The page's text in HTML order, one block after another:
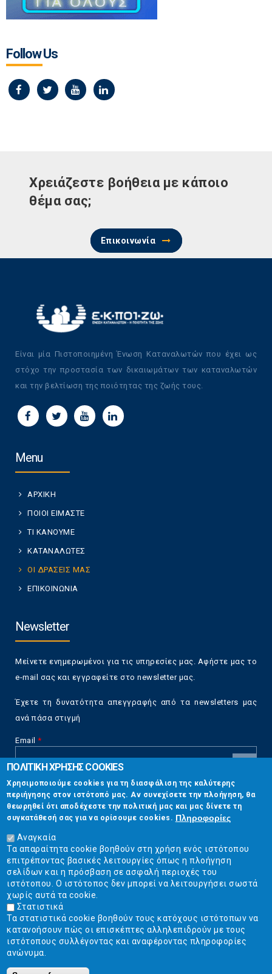
Follow Us
Χρειάζεστε βοήθεια με κάποιο
θέμα σας;
Επικοινωνία
Είναι μία Πιστοποιημένη Ένωση Καταναλωτών που έχει ως
στόχο την προστασία των δικαιωμάτων των καταναλωτών
και την βελτίωση της ποιότητας της ζωής τους.
Menu
ΑΡΧΙΚΗ
ΠΟΙΟΙ ΕΙΜΑΣΤΕ
ΤΙ ΚΑΝΟΥΜΕ
ΚΑΤΑΝΑΛΩΤΕΣ
ΟΙ ΔΡΑΣΕΙΣ ΜΑΣ
ΕΠΙΚΟΙΝΩΝΙΑ
Newsletter
Μείνετε ενημερωμένοι για τις υπηρεσίες μας. Αφήστε μας το
e-mail σας και εγγραφείτε στο newsletter μας.
Έχετε τη δυνατότητα απεγγραφής από τα newsletters μας
ανά πάσα στιγμή
Email *
CAPTCHA
This
question is
for testing
whether or
not you are a
human visitor
and to
prevent
automated
spam
submissions.
5+2
Επικοινωνία
Στουρνάρη 17, Αθήνα 10683
2103304444
info@ekpizo.gr
www.ekpizo.gr
Δευ - Πεμ:10:00 πμ - 2:00 μμ
Σάβ - Κυρ: Κλειστά
ΠΟΛΙΤΙΚΗ ΧΡΗΣΗΣ COOKIES
Χρησιμοποιούμε cookies για τη διασφάλιση της καλύτερης
περιήγησης στον ιστότοπό μας. Αν συνεχίσετε την πλοήγηση, θα
θεωρηθεί ότι αποδέχεστε την πολιτική μας και μας δίνετε τη
συγκατάθεσή σας για να ορίσουμε cookies. Πληροφορίες
Αναγκαία
Τα απαραίτητα cookie βοηθούν στη χρήση ενός ιστότοπου
επιτρέποντας βασικές λειτουργίες όπως η πλοήγηση
σελίδων και η πρόσβαση σε ασφαλή περιοχές του
ιστότοπου. Ο ιστότοπος δεν μπορεί να λειτουργήσει σωστά
χωρίς αυτά τα cookie.
Στατιστικά
Τα στατιστικά cookie βοηθούν τους κατόχους ιστότοπων να
κατανοήσουν πώς οι επισκέπτες αλληλεπιδρούν με τους
ιστότοπους συλλέγοντας και αναφέροντας πληροφορίες
ανώνυμα.